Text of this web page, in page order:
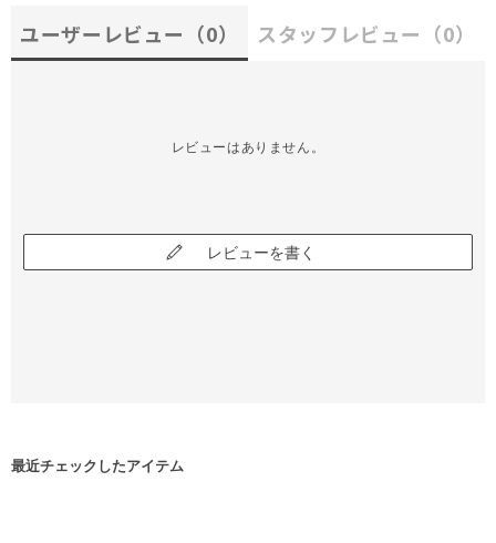
ユーザーレビュー （0） スタッフレビュー （0）
レビューはありません。
レビューを書く
最近チェックしたアイテム